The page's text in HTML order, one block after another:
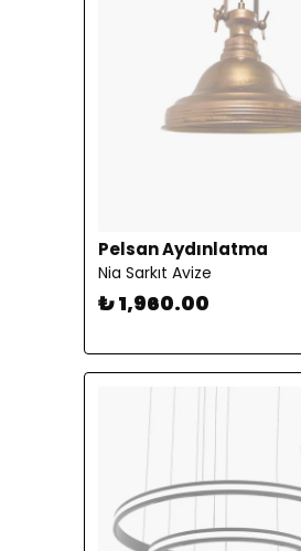
Pelsan Aydınlatma
Nia Sarkıt Avize
₺ 1,960.00